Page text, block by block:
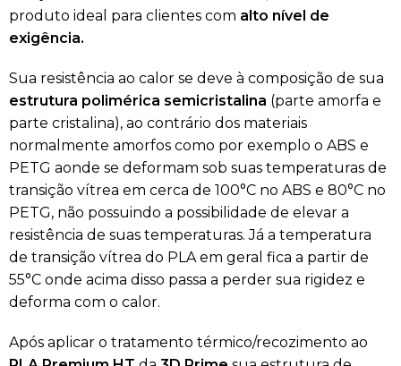
produto ideal para clientes com alto nível de
exigência.
Sua resistência ao calor se deve à composição de sua
estrutura polimérica semicristalina (parte amorfa e
parte cristalina), ao contrário dos materiais
normalmente amorfos como por exemplo o ABS e
PETG aonde se deformam sob suas temperaturas de
transição vítrea em cerca de 100°C no ABS e 80°C no
PETG, não possuindo a possibilidade de elevar a
resistência de suas temperaturas. Já a temperatura
de transição vítrea do PLA em geral fica a partir de
55°C onde acima disso passa a perder sua rigidez e
deforma com o calor.
Após aplicar o tratamento térmico/recozimento ao